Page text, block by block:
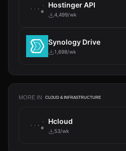
Hostinger API
4,499/wk
Synology Drive
1,698/wk
MORE IN CLOUD & INFRASTRUCTURE
Hcloud
53/wk